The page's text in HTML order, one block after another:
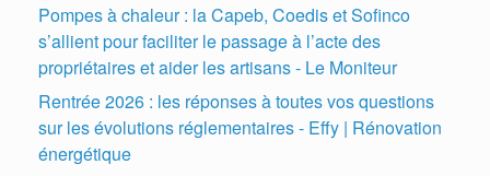
Pompes à chaleur : la Capeb, Coedis et Sofinco
s’allient pour faciliter le passage à l’acte des
propriétaires et aider les artisans - Le Moniteur
Rentrée 2026 : les réponses à toutes vos questions
sur les évolutions réglementaires - Effy | Rénovation
énergétique